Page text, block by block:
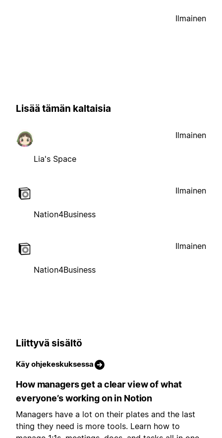
Ilmainen
Lisää tämän kaltaisia
Lia's Space
Ilmainen
Nation4Business
Ilmainen
Nation4Business
Ilmainen
Liittyvä sisältö
Käy ohjekeskuksessa
How managers get a clear view of what
everyone’s working on in Notion
Managers have a lot on their plates and the last
thing they need is more tools. Learn how to